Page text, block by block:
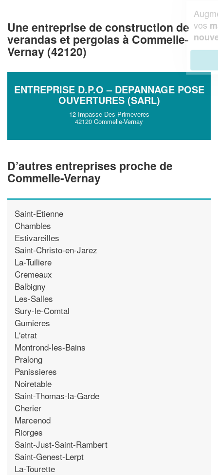
Une entreprise de construction de
verandas et pergolas à Commelle-
Vernay (42120)
ENTREPRISE D.P.O – DEPANNAGE POSE
OUVERTURES (SARL)
12 Impasse Des Primeveres
42120 Commelle-Vernay
D’autres entreprises proche de
Commelle-Vernay
Saint-Etienne
Chambles
Estivareilles
Saint-Christo-en-Jarez
La-Tuiliere
Cremeaux
Balbigny
Les-Salles
Sury-le-Comtal
Gumieres
L'etrat
Montrond-les-Bains
Pralong
Panissieres
Noiretable
Saint-Thomas-la-Garde
Cherier
Marcenod
Riorges
Saint-Just-Saint-Rambert
Saint-Genest-Lerpt
La-Tourette
chiffre d'affaireset
vosmargestout en gagnant de
nouveaux clients!